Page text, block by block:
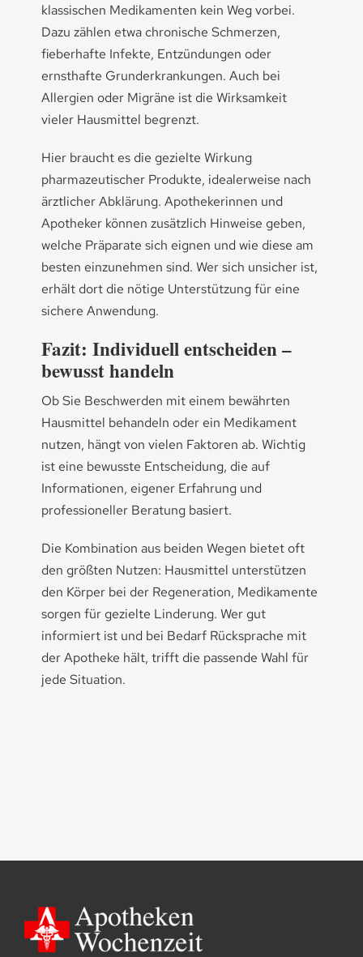
klassischen Medikamenten kein Weg vorbei.
Dazu zählen etwa chronische Schmerzen,
fieberhafte Infekte, Entzündungen oder
ernsthafte Grunderkrankungen. Auch bei
Allergien oder Migräne ist die Wirksamkeit
vieler Hausmittel begrenzt.
Hier braucht es die gezielte Wirkung
pharmazeutischer Produkte, idealerweise nach
ärztlicher Abklärung. Apothekerinnen und
Apotheker können zusätzlich Hinweise geben,
welche Präparate sich eignen und wie diese am
besten einzunehmen sind. Wer sich unsicher ist,
erhält dort die nötige Unterstützung für eine
sichere Anwendung.
Fazit: Individuell entscheiden –
bewusst handeln
Ob Sie Beschwerden mit einem bewährten
Hausmittel behandeln oder ein Medikament
nutzen, hängt von vielen Faktoren ab. Wichtig
ist eine bewusste Entscheidung, die auf
Informationen, eigener Erfahrung und
professioneller Beratung basiert.
Die Kombination aus beiden Wegen bietet oft
den größten Nutzen: Hausmittel unterstützen
den Körper bei der Regeneration, Medikamente
sorgen für gezielte Linderung. Wer gut
informiert ist und bei Bedarf Rücksprache mit
der Apotheke hält, trifft die passende Wahl für
jede Situation.